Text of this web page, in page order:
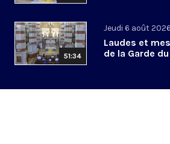
51:34
Jeudi 6 août 2026
Laudes et
de la Garde